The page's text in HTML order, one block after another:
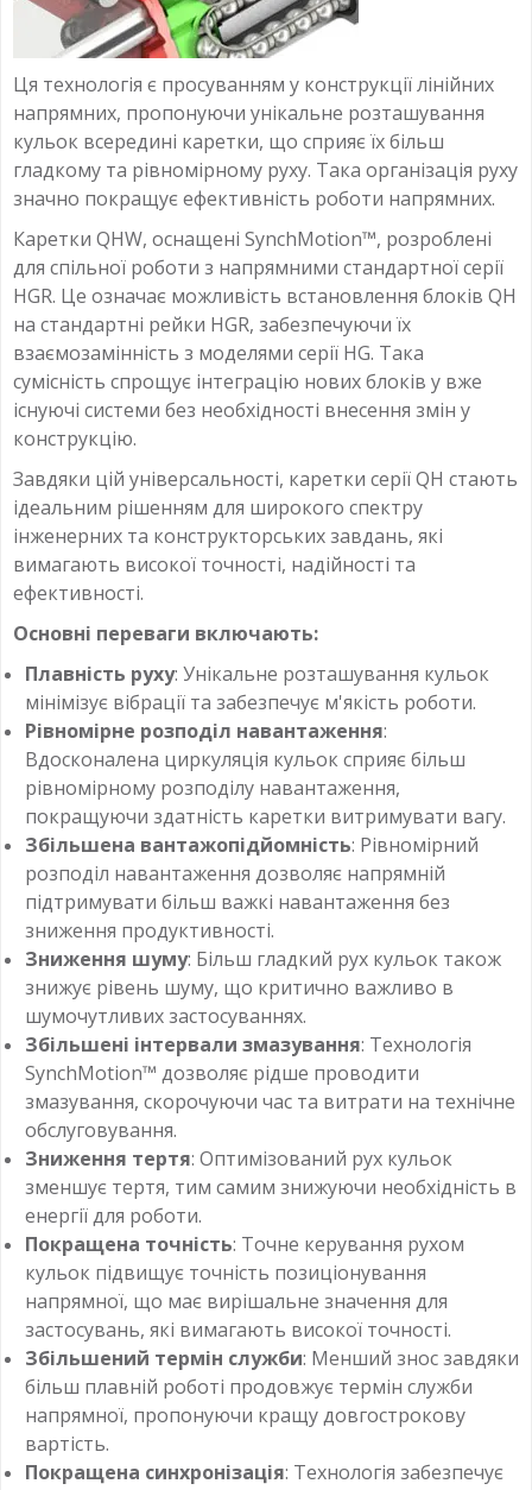
Ця технологія є просуванням у конструкції лінійних
напрямних, пропонуючи унікальне розташування
кульок всередині каретки, що сприяє їх більш
гладкому та рівномірному руху. Така організація руху
значно покращує ефективність роботи напрямних.
Каретки QHW, оснащені SynchMotion™, розроблені
для спільної роботи з напрямними стандартної серії
HGR. Це означає можливість встановлення блоків QH
на стандартні рейки HGR, забезпечуючи їх
взаємозамінність з моделями серії HG. Така
сумісність спрощує інтеграцію нових блоків у вже
існуючі системи без необхідності внесення змін у
конструкцію.
Завдяки цій універсальності, каретки серії QH стають
ідеальним рішенням для широкого спектру
інженерних та конструкторських завдань, які
вимагають високої точності, надійності та
ефективності.
Основні переваги включають:
Плавність руху: Унікальне розташування кульок
мінімізує вібрації та забезпечує м'якість роботи.
Рівномірне розподіл навантаження:
Вдосконалена циркуляція кульок сприяє більш
рівномірному розподілу навантаження,
покращуючи здатність каретки витримувати вагу.
Збільшена вантажопідйомність: Рівномірний
розподіл навантаження дозволяє напрямній
підтримувати більш важкі навантаження без
зниження продуктивності.
Зниження шуму: Більш гладкий рух кульок також
знижує рівень шуму, що критично важливо в
шумочутливих застосуваннях.
Збільшені інтервали змазування: Технологія
SynchMotion™ дозволяє рідше проводити
змазування, скорочуючи час та витрати на технічне
обслуговування.
Зниження тертя: Оптимізований рух кульок
зменшує тертя, тим самим знижуючи необхідність в
енергії для роботи.
Покращена точність: Точне керування рухом
кульок підвищує точність позиціонування
напрямної, що має вирішальне значення для
застосувань, які вимагають високої точності.
Збільшений термін служби: Менший знос завдяки
більш плавній роботі продовжує термін служби
напрямної, пропонуючи кращу довгострокову
вартість.
Покращена синхронізація: Технологія забезпечує